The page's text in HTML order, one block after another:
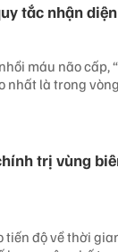
tắc nhận
máu não cấp,
nhất là trong
trị vùng
độ về thời